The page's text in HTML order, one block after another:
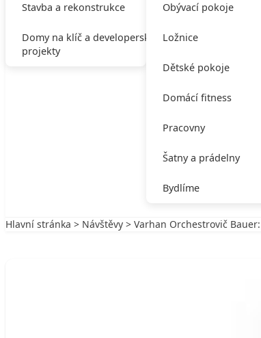
Stavba a rekonstrukce
Domy na klíč a developerské
projekty
Obývací pokoje
Ložnice
Dětské pokoje
Domácí fitness
Pracovny
Šatny a prádelny
Bydlíme
Hlavní stránka > Návštěvy > Varhan Orchestrovič